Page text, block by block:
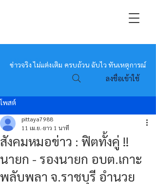
หมอข่าว
ข่าวจริง ไม่แต่งเติม ครบถ้วน ฉับไว ทันเหตุการณ์
ลงชื่อเข้าใช้
โพสต์
สังคมหมอข่าว : ฟิตทั้งคู่ !!
นายก - รองนายก อบต.เกาะ
พลับพลา จ.ราชบุรี อำนวย
pittaya7988
11 เม.ย. ยาว 1 นาที